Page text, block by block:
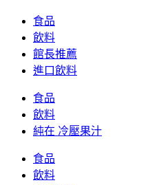
食品
飲料
館長推薦
進口飲料
食品
飲料
純在 冷壓果汁
食品
飲料